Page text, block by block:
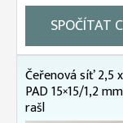
SPOČÍTAT
Čeřenová síť 2,5
PAD 15×15/1,2
rašl